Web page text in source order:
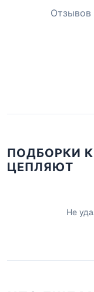
Отзывов
ПОДБОРКИ
ЦЕПЛЯЮТ
Не